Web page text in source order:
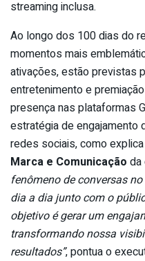
streaming inclusa.
Ao longo dos 100 dias do
momentos mais
ativações, estão previstas
entretenimento e
presença nas plataformas
estratégia de engajamento
redes sociais, como explica
Marca e Comunicação da
fenômeno de conversas
dia a dia junto com o
objetivo é gerar um
transformando nossa
resultados”, pontua o